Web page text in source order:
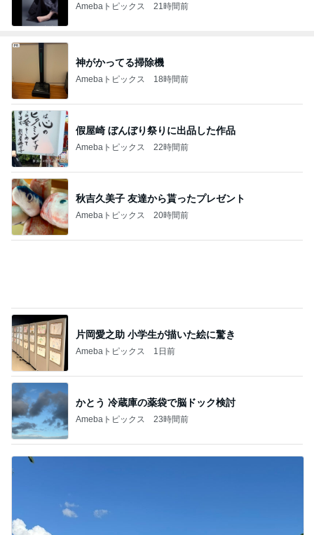
Amebaトピックス 21時間前
神がかってる掃除機
Amebaトピックス 18時間前
假屋崎 ぼんぼり祭りに出品した作品
Amebaトピックス 22時間前
秋吉久美子 友達から貰ったプレゼント
Amebaトピックス 20時間前
かとう 冷蔵庫の薬袋で脳ドック検討
Amebaトピックス 23時間前